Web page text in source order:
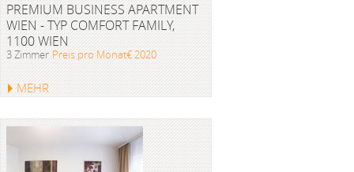
PREMIUM BUSINESS APARTMENT
WIEN - TYP COMFORT FAMILY,
1100 WIEN
3 Zimmer Preis pro Monat€ 2020
MEHR